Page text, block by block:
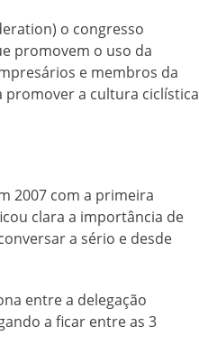
o congresso
promovem o uso da
e membros da
a cultura ciclística
2007 com a primeira
clara a importância de
a sério e desde
entre a delegação
a ficar entre as 3